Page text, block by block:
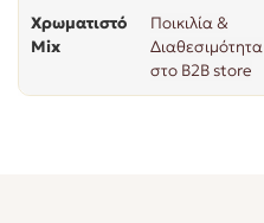
Χρωματιστό
Mix
Ποικιλία &
Διαθεσιμότητα
στο B2B store